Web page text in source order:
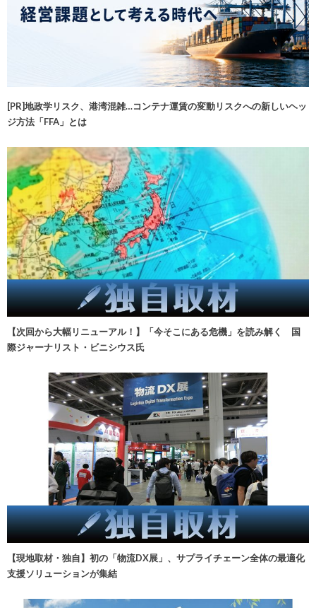
[PR]地政学リスク、港湾混雑…コンテナ運賃の変動リスクへの新しいヘッ
ジ方法「FFA」とは
【次回から大幅リニューアル！】「今そこにある危機」を読み解く 国
際ジャーナリスト・ビニシウス氏
【現地取材・独自】初の「物流DX展」、サプライチェーン全体の最適化
支援ソリューションが集結